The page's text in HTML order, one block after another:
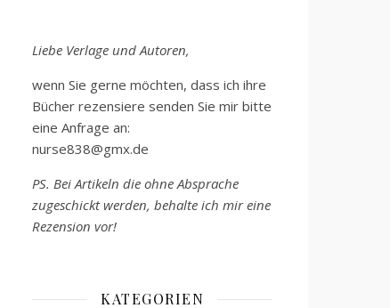
Liebe Verlage und Autoren,
wenn Sie gerne möchten, dass ich ihre
Bücher rezensiere senden Sie mir bitte
eine Anfrage an:
nurse838@gmx.de
PS. Bei Artikeln die ohne Absprache
zugeschickt werden, behalte ich mir eine
Rezension vor!
KATEGORIEN